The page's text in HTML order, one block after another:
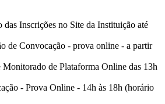
das Inscrições no Site da Instituição até
de Convocação - prova online - a partir
Monitorado de Plataforma Online das 13h
- Prova Online - 14h às 18h (horário